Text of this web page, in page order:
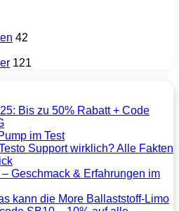
42
121
Bis zu 50% Rabatt + Code
im Test
Support wirklich? Alle Fakten
Geschmack & Erfahrungen im
kann die More Ballaststoff-Limo